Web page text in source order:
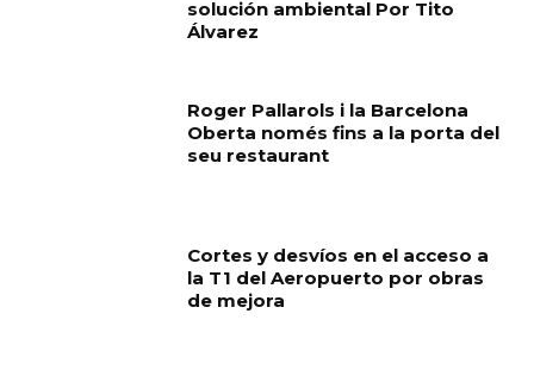
solución ambiental Por Tito
Álvarez
Roger Pallarols i la Barcelona
Oberta només fins a la porta del
seu restaurant
Cortes y desvíos en el acceso a
la T1 del Aeropuerto por obras
de mejora